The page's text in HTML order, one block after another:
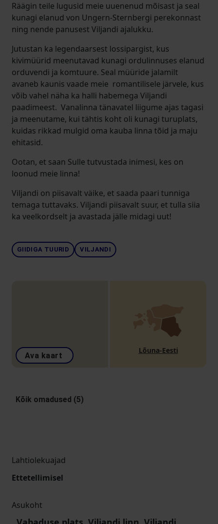
Räägin teile lugusid meie uuenenud mõisast ja seal
kunagi elanud von Ungern-Sternbergi perekonnast
ning nende panusest Viljandi ajalukku.
Jutustan ka legendaarsest lossipargist, kus
kivimüürid meenutavad kunagi ordulinnuses elanud
orduvendi ja komtuure. Seal müüride jalamilt
avaneb kaunis vaade meie romantilisele järvele, kus
võib vahel näha ka halli habemega Viljandi
paadimeest. Vanalinna tänavatel liigume ajas tagasi
ja meenutame, kui tähtis koht oli kunagi turuplats,
kuidas rikkad mulgid oma kauba linna tõid ja maju
ehitasid.
Ootan, et saan Sulle tutvustada inimesi, kes on
loonud meie linna!
Viljandi on piisavalt väike, et saada paari tunniga
temaga tuttavaks. Viljandi piisavalt suur, et tulla siia
ka veelkordselt ja avastada jälle midagi uut!
GIIDIGA TUURID VILJANDI
Ava kaart
Lõuna-Eesti
Kõik omadused (5)
Lahtiolekuajad
Ettetellimisel
Asukoht